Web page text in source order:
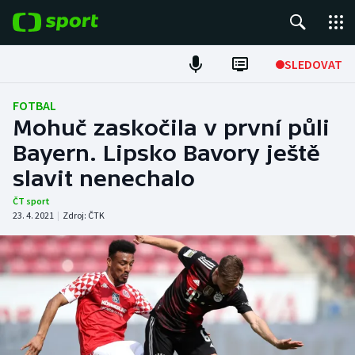
SLEDOVAT
Fotbal
Hokej
Tenis
Atletika
Cyklistika
DALŠÍ SPORTY
Americký fotbal
NEPŘEHLÉDNĚTE
FOTBAL
Mohuč zaskočila v první půli
Bayern. Lipsko Bavory ještě
slavit nenechalo
ČT sport
23. 4. 2021 | Zdroj: ČTK